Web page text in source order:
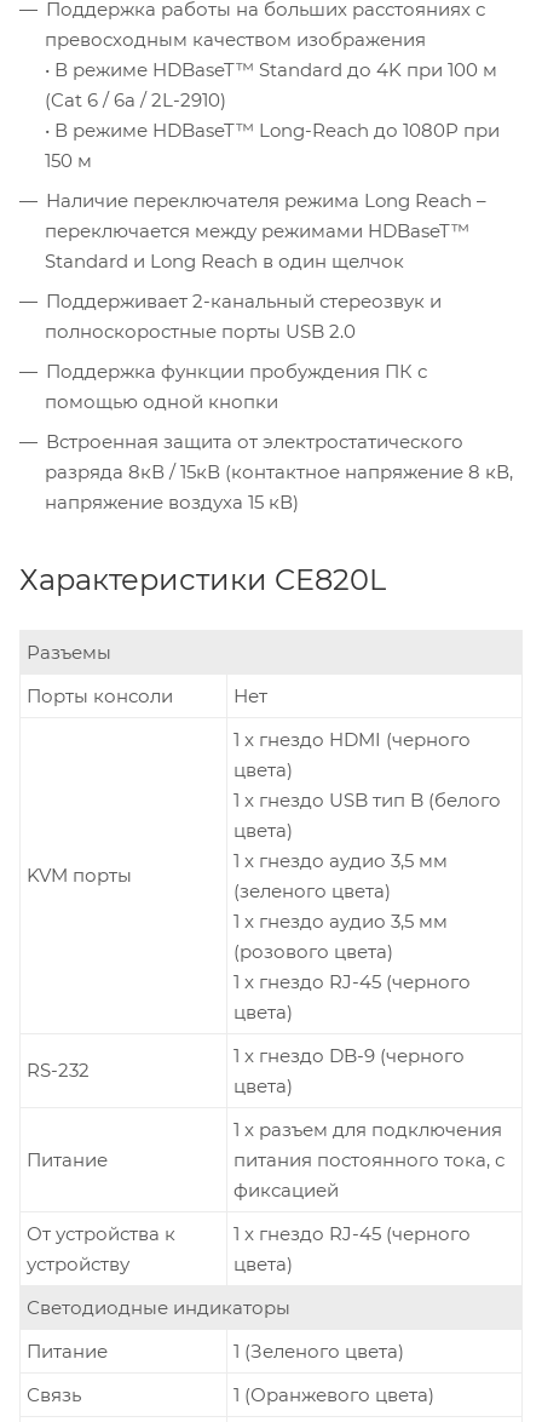
Поддержка работы на больших расстояниях с
превосходным качеством изображения
• В режиме HDBaseT™ Standard до 4K при 100 м
(Cat 6 / 6a / 2L-2910)
• В режиме HDBaseT™ Long-Reach до 1080P при
150 м
Наличие переключателя режима Long Reach –
переключается между режимами HDBaseT™
Standard и Long Reach в один щелчок
Поддерживает 2-канальный стереозвук и
полноскоростные порты USB 2.0
Поддержка функции пробуждения ПК с
помощью одной кнопки
Встроенная защита от электростатического
разряда 8кВ / 15кВ (контактное напряжение 8 кВ,
напряжение воздуха 15 кВ)
Характеристики CE820L
Разъемы
Порты консоли
Нет
KVM порты
1 x гнездо HDMI (черного
цвета)
1 x гнездо USB тип B (белого
цвета)
1 x гнездо аудио 3,5 мм
(зеленого цвета)
1 x гнездо аудио 3,5 мм
(розового цвета)
1 x гнездо RJ-45 (черного
цвета)
RS-232
1 x гнездо DB-9 (черного
цвета)
Питание
1 x разъем для подключения
питания постоянного тока, с
фиксацией
От устройства к
устройству
1 x гнездо RJ-45 (черного
цвета)
Светодиодные индикаторы
Питание
1 (Зеленого цвета)
Связь
1 (Оранжевого цвета)